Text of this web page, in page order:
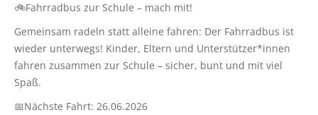
🚲Fahrradbus zur Schule – mach mit!
Gemeinsam radeln statt alleine fahren: Der Fahrradbus ist
wieder unterwegs! Kinder, Eltern und Unterstützer*innen
fahren zusammen zur Schule – sicher, bunt und mit viel
Spaß.
📅Nächste Fahrt: 26.06.2026